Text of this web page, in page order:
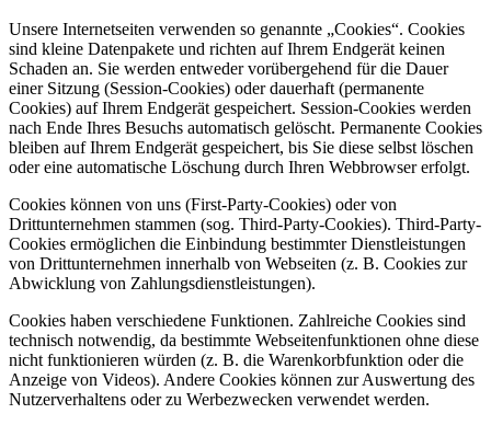
Unsere Internetseiten verwenden so genannte „Cookies“. Cookies
sind kleine Datenpakete und richten auf Ihrem Endgerät keinen
Schaden an. Sie werden entweder vorübergehend für die Dauer
einer Sitzung (Session-Cookies) oder dauerhaft (permanente
Cookies) auf Ihrem Endgerät gespeichert. Session-Cookies werden
nach Ende Ihres Besuchs automatisch gelöscht. Permanente Cookies
bleiben auf Ihrem Endgerät gespeichert, bis Sie diese selbst löschen
oder eine automatische Löschung durch Ihren Webbrowser erfolgt.
Cookies können von uns (First-Party-Cookies) oder von
Drittunternehmen stammen (sog. Third-Party-Cookies). Third-Party-
Cookies ermöglichen die Einbindung bestimmter Dienstleistungen
von Drittunternehmen innerhalb von Webseiten (z. B. Cookies zur
Abwicklung von Zahlungsdienstleistungen).
Cookies haben verschiedene Funktionen. Zahlreiche Cookies sind
technisch notwendig, da bestimmte Webseitenfunktionen ohne diese
nicht funktionieren würden (z. B. die Warenkorbfunktion oder die
Anzeige von Videos). Andere Cookies können zur Auswertung des
Nutzerverhaltens oder zu Werbezwecken verwendet werden.